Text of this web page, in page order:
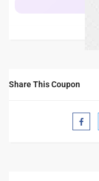
Share This Coupon